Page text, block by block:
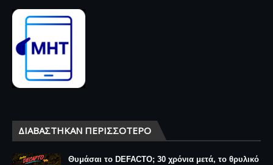
ΔΙΑΒΆΣΤΗΚΑΝ ΠΕΡΙΣΣΌΤΕΡΟ
Θυμάσαι το DEFACTO; 30 χρόνια μετά, το θρυλικό